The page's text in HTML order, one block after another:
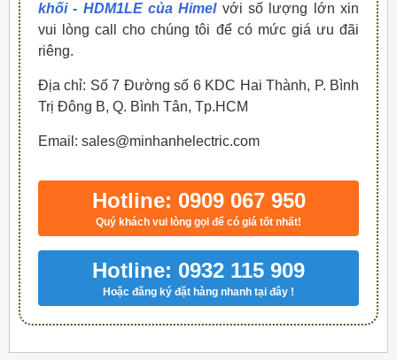
khối - HDM1LE của Himel với số lượng lớn xin
vui lòng call cho chúng tôi để có mức giá ưu đãi
riêng.
Địa chỉ: Số 7 Đường số 6 KDC Hai Thành, P. Bình
Trị Đông B, Q. Bình Tân, Tp.HCM
Email: sales@minhanhelectric.com
Hotline: 0909 067 950
Quý khách vui lòng gọi để có giá tốt nhất!
Hotline: 0932 115 909
Hoặc đăng ký đặt hàng nhanh tại đây !